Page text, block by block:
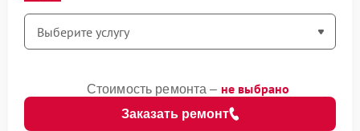
Заказать ремонт
Стоимость ремонта – не выбрано